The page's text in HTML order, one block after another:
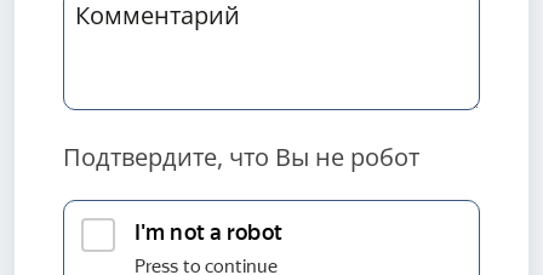
Подтвердите, что Вы не робот